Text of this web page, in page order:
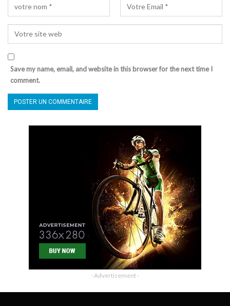
Save my name, email, and website in this browser for the next time I
comment.
- Advertisement -